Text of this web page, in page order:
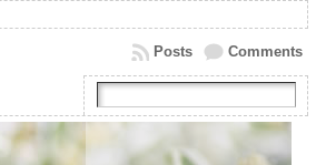
Comments
Posts